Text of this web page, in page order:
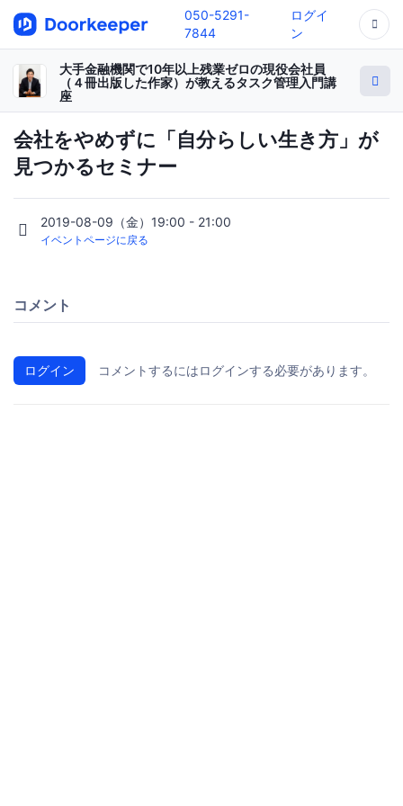
050-5291-
7844
ログイ
ン
大手金融機関で10年以上残業ゼロの現役会社員
（４冊出版した作家）が教えるタスク管理入門講
座
会社をやめずに「自分らしい生き方」が
見つかるセミナー
2019-08-09（金）19:00 - 21:00
イベントページに戻る
コメント
ログイン コメントするにはログインする必要があります。